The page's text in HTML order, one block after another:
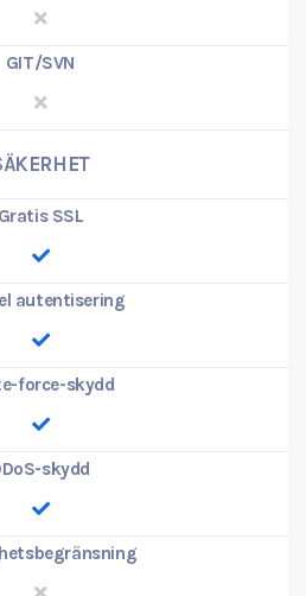
GIT/SVN
Gratis SSL
autentisering
force-skydd
skydd